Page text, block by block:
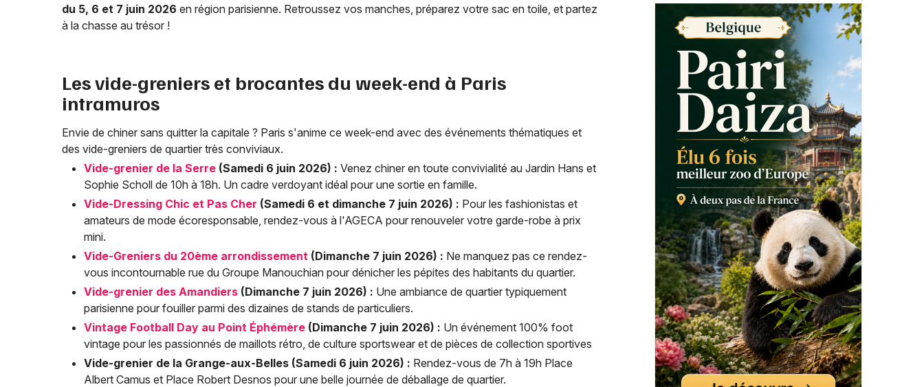
du 5, 6 et 7 juin 2026 en région parisienne. Retroussez vos manches, préparez votre sac en toile, et partez
à la chasse au trésor !
Les vide-greniers et brocantes du week-end à Paris
intramuros
Envie de chiner sans quitter la capitale ? Paris s'anime ce week-end avec des événements thématiques et
des vide-greniers de quartier très conviviaux.
Vide-grenier de la Serre (Samedi 6 juin 2026) : Venez chiner en toute convivialité au Jardin Hans et
Sophie Scholl de 10h à 18h. Un cadre verdoyant idéal pour une sortie en famille.
Vide-Dressing Chic et Pas Cher (Samedi 6 et dimanche 7 juin 2026) : Pour les fashionistas et
amateurs de mode écoresponsable, rendez-vous à l'AGECA pour renouveler votre garde-robe à prix
mini.
Vide-Greniers du 20ème arrondissement (Dimanche 7 juin 2026) : Ne manquez pas ce rendez-
vous incontournable rue du Groupe Manouchian pour dénicher les pépites des habitants du quartier.
Vide-grenier des Amandiers (Dimanche 7 juin 2026) : Une ambiance de quartier typiquement
parisienne pour fouiller parmi des dizaines de stands de particuliers.
Vintage Football Day au Point Éphémère (Dimanche 7 juin 2026) : Un événement 100% foot
vintage pour les passionnés de maillots rétro, de culture sportswear et de pièces de collection sportives
Vide-grenier de la Grange-aux-Belles (Samedi 6 juin 2026) : Rendez-vous de 7h à 19h Place
Albert Camus et Place Robert Desnos pour une belle journée de déballage de quartier.